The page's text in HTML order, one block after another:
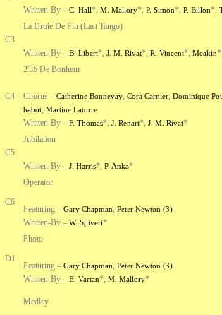
Written-By – C. Hall*, M. Mallory*, P. Simon*, P. Billon*,
C3
La Drole De Fin (Last Tango)
Written-By – B. Libert*, J. M. Rivat*, R. Vincent*, Meakin*
C4
2'35 De Bonheur
Chorus – Catherine Bonnevay, Cora Carnier, Dominique
habot, Martine Latorre
Written-By – F. Thomas*, J. Renart*, J. M. Rivat*
C5
Jubilation
Written-By – J. Harris*, P. Anka*
C6
Operator
Featuring – Gary Chapman, Peter Newton (3)
Written-By – W. Spiveri*
D1
Photo
Featuring – Gary Chapman, Peter Newton (3)
Written-By – E. Vartan*, M. Mallory*
Medley